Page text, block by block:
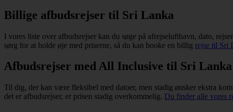
Billige afbudsrejser til Sri Lanka
I vores liste over afbudsrejser kan du søge på afrejselufthavn, dato,
sørg for at holde øje med priserne, så du kan booke en billig rejse til Sri
Afbudsrejser med All Inclusive til Sri Lanka
Til dig, der kan være fleksibel med datoer, men stadig ønsker ekstra
det er afbudsrejser, er prisen stadig overkommelig. Du finder alle vores